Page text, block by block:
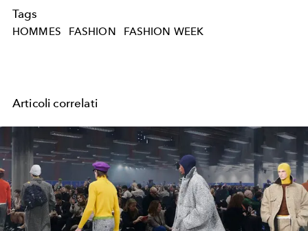
Tags
HOMMES FASHION FASHION WEEK
Articoli correlati